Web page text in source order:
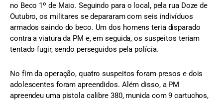
no Beco 1º de Maio. Seguindo para o local, pela rua Doze de
Outubro, os militares se depararam com seis indivíduos
armados saindo do beco. Um dos homens teria disparado
contra a viatura da PM e, em seguida, os suspeitos teriam
tentado fugir, sendo perseguidos pela polícia.
No fim da operação, quatro suspeitos foram presos e dois
adolescentes foram apreendidos. Além disso, a PM
apreendeu uma pistola calibre 380, munida com 9 cartuchos,